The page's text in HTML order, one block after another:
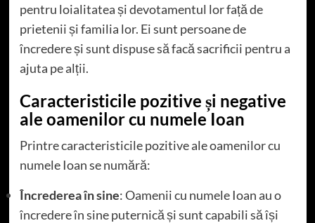
pentru loialitatea și devotamentul lor față de
prietenii și familia lor. Ei sunt persoane de
încredere și sunt dispuse să facă sacrificii pentru a
ajuta pe alții.
Caracteristicile pozitive și negative
ale oamenilor cu numele Ioan
Printre caracteristicile pozitive ale oamenilor cu
numele Ioan se numără:
Încrederea în sine: Oamenii cu numele Ioan au o
încredere în sine puternică și sunt capabili să își